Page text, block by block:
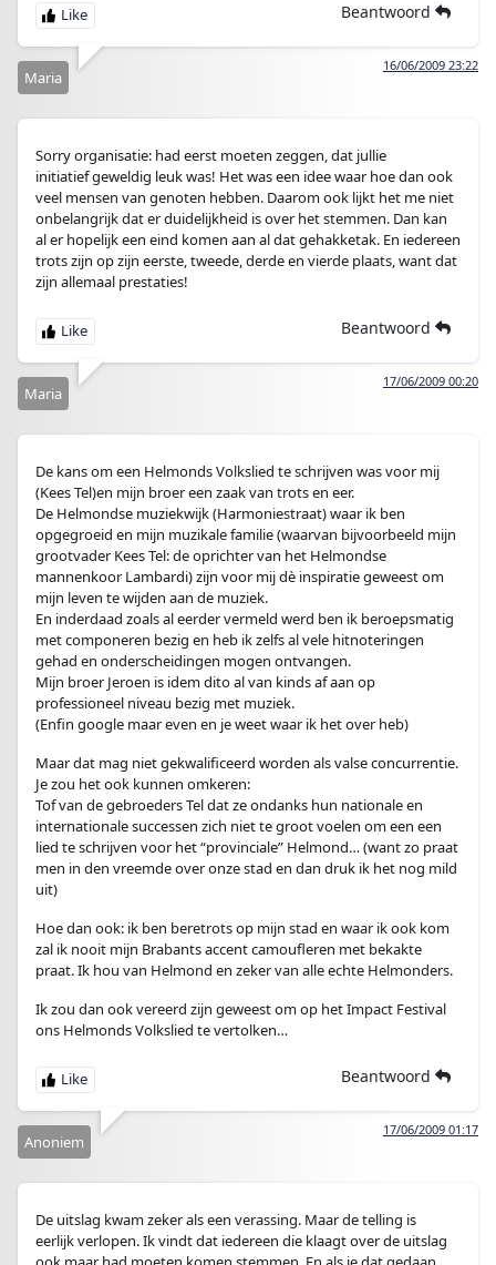
Beantwoord
16/06/2009 23:22
Maria
Sorry organisatie: had eerst moeten zeggen, dat jullie
initiatief geweldig leuk was! Het was een idee waar hoe dan ook
veel mensen van genoten hebben. Daarom ook lijkt het me niet
onbelangrijk dat er duidelijkheid is over het stemmen. Dan kan
al er hopelijk een eind komen aan al dat gehakketak. En iedereen
trots zijn op zijn eerste, tweede, derde en vierde plaats, want dat
zijn allemaal prestaties!
Beantwoord
17/06/2009 00:20
Maria
De kans om een Helmonds Volkslied te schrijven was voor mij
(Kees Tel)en mijn broer een zaak van trots en eer.
De Helmondse muziekwijk (Harmoniestraat) waar ik ben
opgegroeid en mijn muzikale familie (waarvan bijvoorbeeld mijn
grootvader Kees Tel: de oprichter van het Helmondse
mannenkoor Lambardi) zijn voor mij dè inspiratie geweest om
mijn leven te wijden aan de muziek.
En inderdaad zoals al eerder vermeld werd ben ik beroepsmatig
met componeren bezig en heb ik zelfs al vele hitnoteringen
gehad en onderscheidingen mogen ontvangen.
Mijn broer Jeroen is idem dito al van kinds af aan op
professioneel niveau bezig met muziek.
(Enfin google maar even en je weet waar ik het over heb)
Maar dat mag niet gekwalificeerd worden als valse concurrentie.
Je zou het ook kunnen omkeren:
Tof van de gebroeders Tel dat ze ondanks hun nationale en
internationale successen zich niet te groot voelen om een een
lied te schrijven voor het “provinciale” Helmond… (want zo praat
men in den vreemde over onze stad en dan druk ik het nog mild
uit)
Hoe dan ook: ik ben beretrots op mijn stad en waar ik ook kom
zal ik nooit mijn Brabants accent camoufleren met bekakte
praat. Ik hou van Helmond en zeker van alle echte Helmonders.
Ik zou dan ook vereerd zijn geweest om op het Impact Festival
ons Helmonds Volkslied te vertolken…
Beantwoord
17/06/2009 01:17
Anoniem
De uitslag kwam zeker als een verassing. Maar de telling is
eerlijk verlopen. Ik vindt dat iedereen die klaagt over de uitslag